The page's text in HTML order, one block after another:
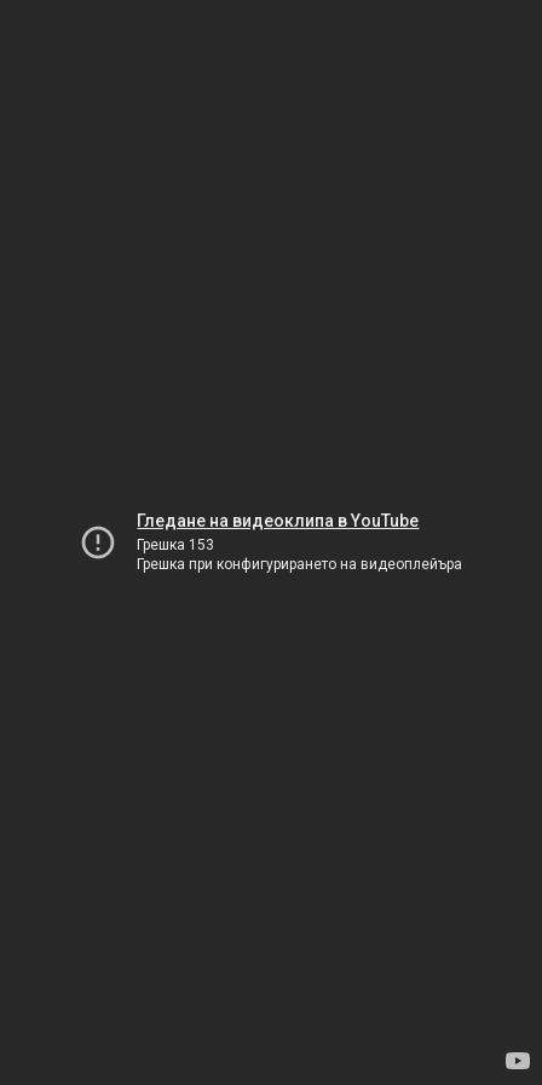
Гледане на видеоклипа в YouTube
Грешка 153
Грешка при конфигурирането на видеоплейъра